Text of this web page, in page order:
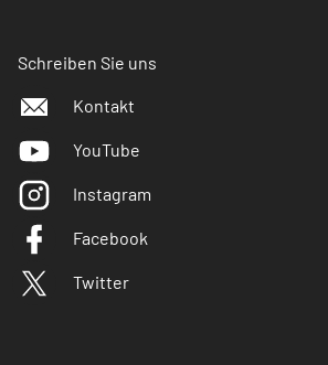
Schreiben Sie uns
Kontakt
YouTube
Instagram
Facebook
Twitter